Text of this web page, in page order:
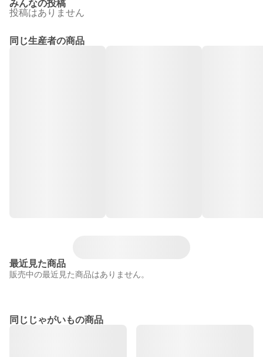
みんなの投稿
投稿はありません
同じ生産者の商品
最近見た商品
販売中の最近見た商品はありません。
同じじゃがいもの商品